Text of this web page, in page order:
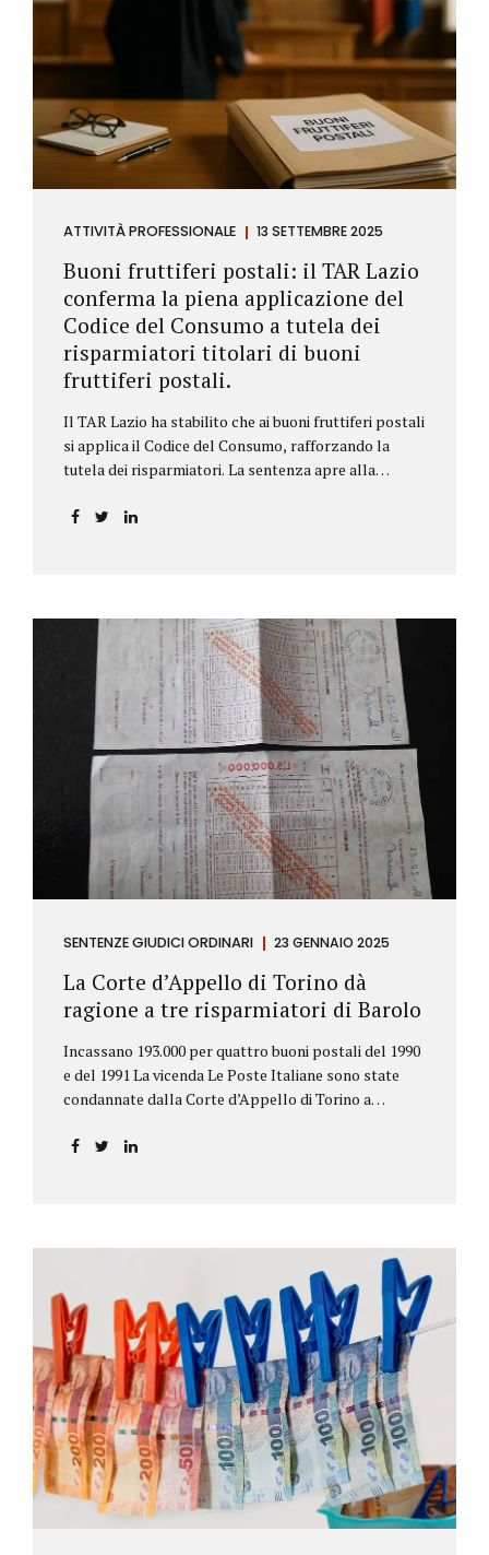
ATTIVITÀ PROFESSIONALE 13 SETTEMBRE 2025
Buoni fruttiferi postali: il TAR Lazio
conferma la piena applicazione del
Codice del Consumo a tutela dei
risparmiatori titolari di buoni
fruttiferi postali.
Il TAR Lazio ha stabilito che ai buoni fruttiferi postali
si applica il Codice del Consumo, rafforzando la
tutela dei risparmiatori. La sentenza apre alla
capitale o interessi per mancanza di informazioni
SENTENZE GIUDICI ORDINARI 23 GENNAIO 2025
La Corte d’Appello di Torino dà
ragione a tre risparmiatori di Barolo
Incassano 193.000 per quattro buoni postali del 1990
e del 1991 La vicenda Le Poste Italiane sono state
condannate dalla Corte d’Appello di Torino a
per oltre 193.000,00 euro: la sentenza ribalta la
causa di una modifica dei rendimenti risalente al 1986,
precedente alla loro sottoscrizione, e di un timbro
che Poste aveva messo sopra la tabella, la quale
riportava un generico...